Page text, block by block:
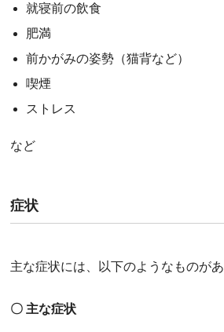
就寝前の飲食
肥満
前かがみの姿勢（猫背など）
喫煙
ストレス
など
症状
主な症状には、以下のようなものがあ
〇 主な症状